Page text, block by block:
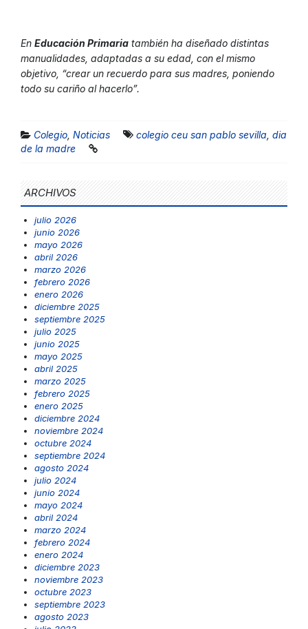
En Educación Primaria también ha diseñado distintas
manualidades, adaptadas a su edad, con el mismo
objetivo, “crear un recuerdo para sus madres, poniendo
todo su cariño al hacerlo”.
Colegio Noticias colegio ceu san pablo sevilla dia
de la madre
ARCHIVOS
julio 2026
junio 2026
mayo 2026
abril 2026
marzo 2026
febrero 2026
enero 2026
diciembre 2025
septiembre 2025
julio 2025
junio 2025
mayo 2025
abril 2025
marzo 2025
febrero 2025
enero 2025
diciembre 2024
noviembre 2024
octubre 2024
septiembre 2024
agosto 2024
julio 2024
junio 2024
mayo 2024
abril 2024
marzo 2024
febrero 2024
enero 2024
diciembre 2023
noviembre 2023
octubre 2023
septiembre 2023
agosto 2023